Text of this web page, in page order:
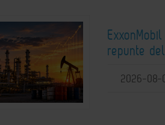
repunte
2026-08-